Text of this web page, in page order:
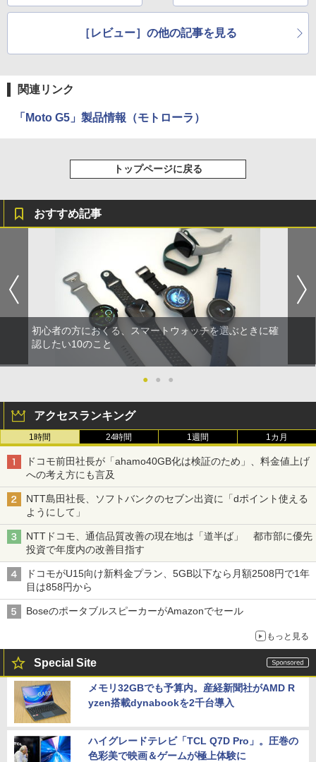
［レビュー］の他の記事を見る
関連リンク
「Moto G5」製品情報（モトローラ）
トップページに戻る
おすすめ記事
初心者の方におくる、スマートウォッチを選ぶときに確
認したい10のこと
● ● ●
アクセスランキング
1時間 24時間 1週間 1カ月
ドコモ前田社長が「ahamo40GB化は検証のため」、料金値上げ
への考え方にも言及
NTT島田社長、ソフトバンクのセブン出資に「dポイント使える
ようにして」
NTTドコモ、通信品質改善の現在地は「道半ば」 都市部に優先
投資で年度内の改善目指す
ドコモがU15向け新料金プラン、5GB以下なら月額2508円で1年
目は858円から
BoseのポータブルスピーカーがAmazonでセール
もっと見る
Special Site
メモリ32GBでも予算内。産経新聞社がAMD R
yzen搭載dynabookを2千台導入
ハイグレードテレビ「TCL Q7D Pro」。圧巻の
色彩美で映画＆ゲームが極上体験に